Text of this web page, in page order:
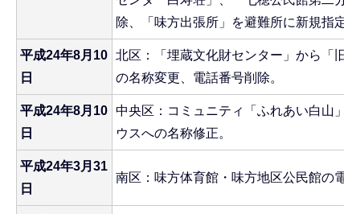
除、「味方出張所」を避難所に新規指定。
平成24年8月10
日
北区：「埋蔵文化財センター」から「旧
の名称変更、電話番号削除。
平成24年8月10
日
中央区：コミュニティ「ふれあい白山」
ウスへの名称修正。
平成24年3月31
日
南区：味方体育館・味方地区公民館の電